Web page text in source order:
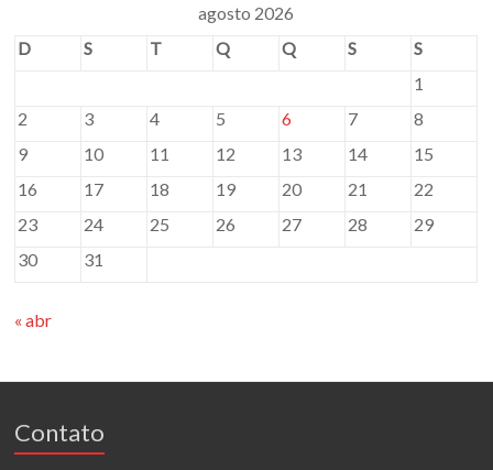
agosto 2026
D
S T Q Q S
S
1
2
3 4 5 6 7
8
9
10 11 12 13 14
15
16
17 18 19 20 21
22
23
24 25 26 27 28
29
30
31
« abr
Contato